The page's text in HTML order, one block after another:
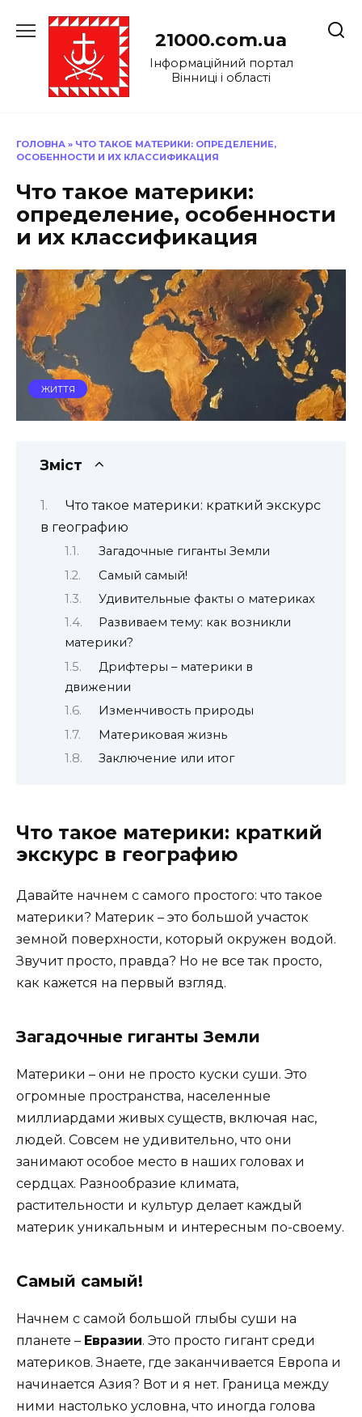
до
21000.com.ua
Інформаційний портал
Вінниці і області
ГОЛОВНА » ЧТО ТАКОЕ МАТЕРИКИ: ОПРЕДЕЛЕНИЕ,
ОСОБЕННОСТИ И ИХ КЛАССИФИКАЦИЯ
Что такое материки:
определение, особенности
и их классификация
ЖИТТЯ
Зміст
Что такое материки: краткий экскурс
в географию
Загадочные гиганты Земли
Самый самый!
Удивительные факты о материках
Развиваем тему: как возникли
материки?
Дрифтеры – материки в
движении
Изменчивость природы
Материковая жизнь
Заключение или итог
Что такое материки: краткий
экскурс в географию
Давайте начнем с самого простого: что такое
материки? Материк – это большой участок
земной поверхности, который окружен водой.
Звучит просто, правда? Но не все так просто,
как кажется на первый взгляд.
Загадочные гиганты Земли
Материки – они не просто куски суши. Это
огромные пространства, населенные
миллиардами живых существ, включая нас,
людей. Совсем не удивительно, что они
занимают особое место в наших головах и
сердцах. Разнообразие климата,
растительности и культур делает каждый
материк уникальным и интересным по-своему.
Самый самый!
Начнем с самой большой глыбы суши на
планете – Евразии. Это просто гигант среди
материков. Знаете, где заканчивается Европа и
начинается Азия? Вот и я нет. Граница между
ними настолько условна, что иногда голова